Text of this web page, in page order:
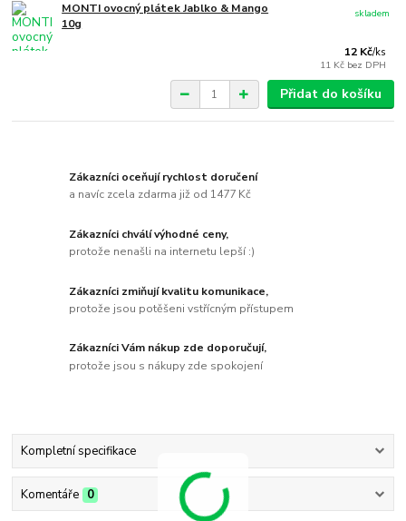
MONTI ovocný plátek Jablko & Mango
10g
12 Kč/ks
11 Kč bez DPH
skladem
Přidat do košíku
Zákazníci oceňují rychlost doručení
a navíc zcela zdarma již od 1477 Kč
Zákazníci chválí výhodné ceny,
protože nenašli na internetu lepší :)
Zákazníci zmiňují kvalitu komunikace,
protože jsou potěšeni vstřícným přístupem
Zákazníci Vám nákup zde doporučují,
protože jsou s nákupy zde spokojení
Kompletní specifikace
Komentáře 0